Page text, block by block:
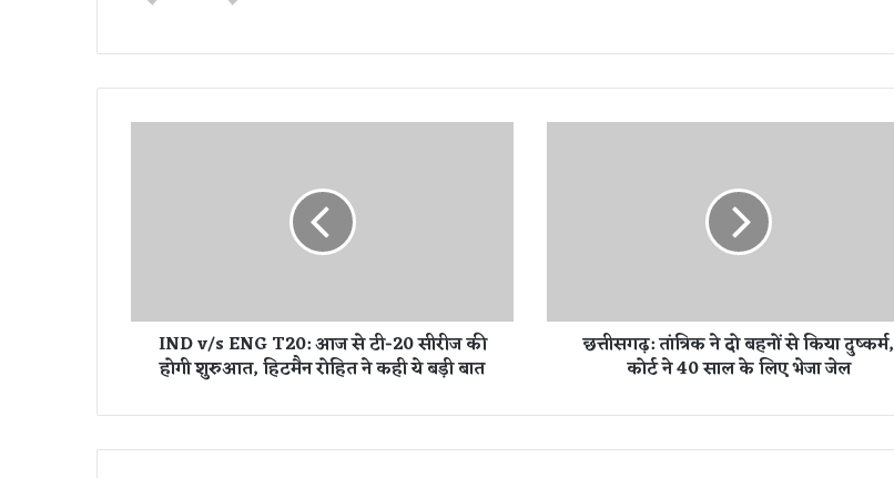
G
:
IND v/s ENG T20: आज से टी-20 सीरीज की
होगी शुरुआत, हिटमैन रोहित ने कही ये बड़ी बात
क
ह
छत्तीसगढ़: तांत्रिक ने दो बहनों से किया दुष्कर्म,
कोर्ट ने 40 साल के लिए भेजा जेल